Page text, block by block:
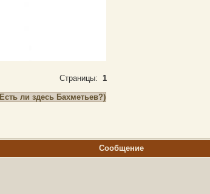
Страницы: 1
Есть ли здесь Бахметьев?)
Сообщение